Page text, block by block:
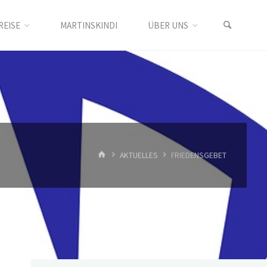
MARTINSKINDI ÜBER UNS
STARTAKTUELLES FRIEDENSGEBET